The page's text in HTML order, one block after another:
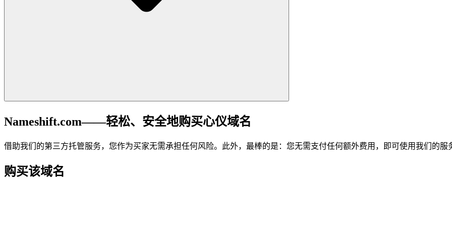
Nameshift.com——轻松、安全地购买心仪域名
借助我们的第三方托管服务，您作为买家无需承担任何风险。此外，最棒的是：您无需支付任何额外费用，即可使用我们的服
购买该域名